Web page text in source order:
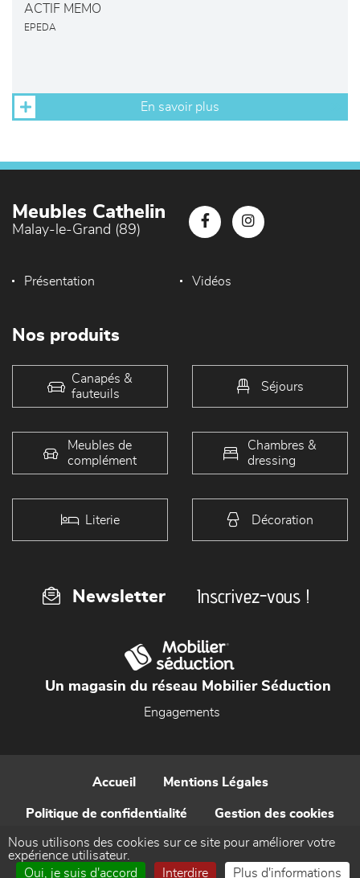
ACTIF MEMO
EPEDA
En savoir plus
Meubles Cathelin
Malay-le-Grand (89)
Présentation Vidéos
Nos produits
Canapés &
fauteuils
Séjours
Meubles de
complément
Chambres &
dressing
Literie Décoration
Newsletter Inscrivez-vous !
Un magasin du réseau Mobilier Séduction
Engagements
Accueil Mentions Légales
Politique de confidentialité Gestion des cookies
Contact
Nous utilisons des cookies sur ce site pour améliorer votre
expérience utilisateur.
Oui, je suis d'accord
Interdire Plus d'informations